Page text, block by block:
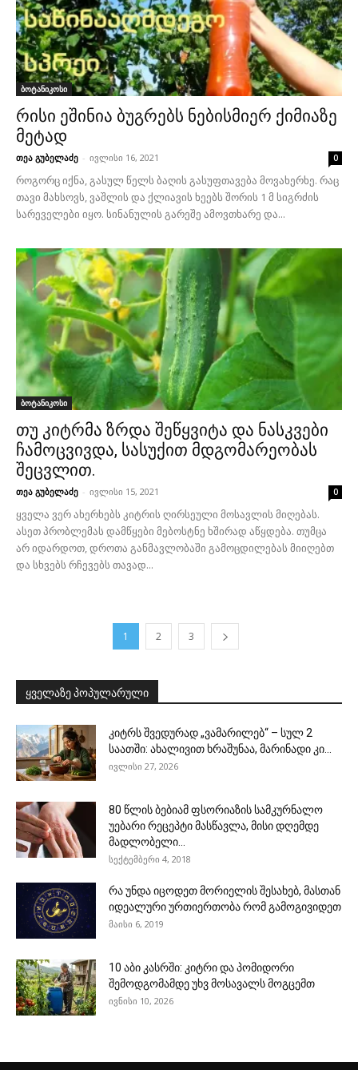
ბოტანიკოსი
რისი ეშინია ბუგრებს ნებისმიერ ქიმიაზე
მეტად
თეა გუბელაძე - ივლისი 16, 2021 0
როგორც იქნა, გასულ წელს ბაღის გასუფთავება მოვახერხე. რაც
თავი მახსოვს, ვაშლის და ქლიავის ხეებს შორის 1 მ სიგრძის
სარეველები იყო. სინანულის გარეშე ამოვთხარე და...
ბოტანიკოსი
თუ კიტრმა ზრდა შეწყვიტა და ნასკვები
ჩამოცვივდა, სასუქით მდგომარეობას
შეცვლით.
თეა გუბელაძე - ივლისი 15, 2021 0
ყველა ვერ ახერხებს კიტრის ღირსეული მოსავლის მიღებას.
ასეთ პრობლემას დამწყები მებოსტნე ხშირად აწყდება. თუმცა
არ იდარდოთ, დროთა განმავლობაში გამოცდილებას მიიღებთ
და სხვებს რჩევებს თავად...
1 2 3
ყველაზე პოპულარული
კიტრს შვედურად „ვამარილებ“ – სულ 2
საათში: ახალივით ხრაშუნაა, მარინადი კი...
ივლისი 27, 2026
80 წლის ბებიამ ფსორიაზის სამკურნალო
უებარი რეცეპტი მასწავლა, მისი დღემდე
მადლობელი...
სექტემბერი 4, 2018
რა უნდა იცოდეთ მორიელის შესახებ, მასთან
იდეალური ურთიერთობა რომ გამოგივიდეთ
მაისი 6, 2019
10 აბი კასრში: კიტრი და პომიდორი
შემოდგომამდე უხვ მოსავალს მოგცემთ
ივნისი 10, 2026